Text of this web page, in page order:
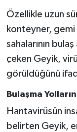
Özellikle uzun
konteyner, gemi
sahalarının
çeken Geyik,
görüldüğünü
Bulaşma
Hantavirüsün
belirten Geyik,